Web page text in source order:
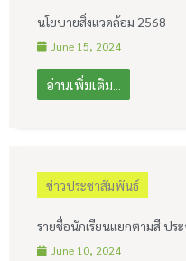
นโยบายสิ่งแวดล้อม 2568
June 15, 2024
อ่านเพิ่มเติม...
ข่าวประชาสัมพันธ์
รายชื่อนักเรียนแยกตามสี ปร
June 10, 2024